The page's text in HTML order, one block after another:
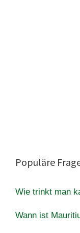
Populäre
Wie trinkt man
Wann ist